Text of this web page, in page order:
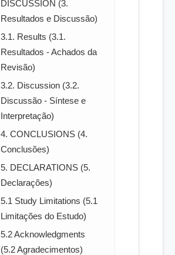
DISCUSSION (3.
Resultados e Discussão)
3.1. Results (3.1.
Resultados - Achados da
Revisão)
3.2. Discussion (3.2.
Discussão - Síntese e
Interpretação)
4. CONCLUSIONS (4.
Conclusões)
5. DECLARATIONS (5.
Declarações)
5.1 Study Limitations (5.1
Limitações do Estudo)
5.2 Acknowledgments
(5.2 Agradecimentos)